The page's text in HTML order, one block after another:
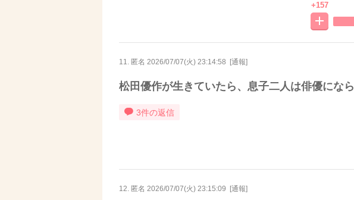
+157
11. 匿名 2026/07/07(火) 23:14:58 [通報]
松田優作が生きていたら、息子二人は俳優にな
3件の返信
12. 匿名 2026/07/07(火) 23:15:09 [通報]